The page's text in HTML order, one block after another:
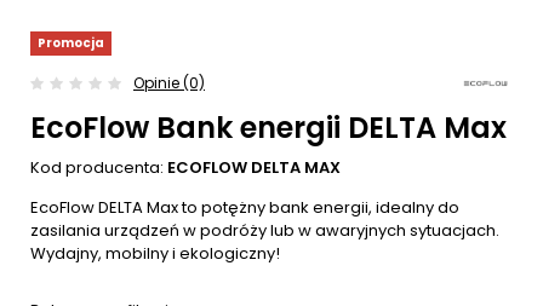
Promocja
Opinie (0)
EcoFlow Bank energii DELTA Max
Kod producenta: ECOFLOW DELTA MAX
EcoFlow DELTA Max to potężny bank energii, idealny do
zasilania urządzeń w podróży lub w awaryjnych sytuacjach.
Wydajny, mobilny i ekologiczny!